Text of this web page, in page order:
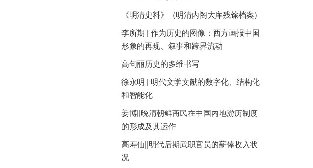
《明清史料》（明清内阁大库残馀档案）
李所期 | 作为历史的图像：西方画报中国
形象的再现、叙事和跨界流动
高句丽历史的多维书写
徐永明 | 明代文学文献的数字化、结构化
和智能化
姜博||晚清朝鲜商民在中国内地游历制度
的形成及其运作
高寿仙||明代后期武职官员的薪俸收入状
况